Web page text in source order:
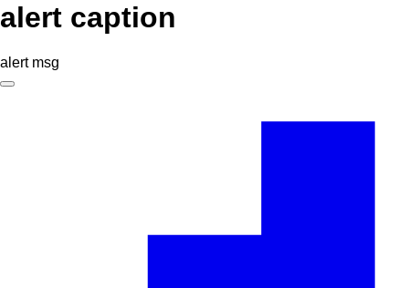
alert caption
alert msg